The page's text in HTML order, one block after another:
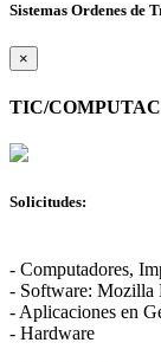
Sistemas Ordenes de
×
TIC/
Solicitudes:
- Computadores,
- Software: Mozilla
- Aplicaciones en
- Hardware